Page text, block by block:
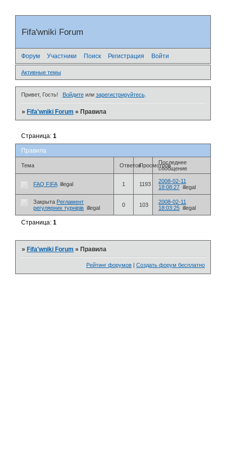
Fifa'wniki Forum
Форум Участники Поиск Регистрация Войти
Активные темы
Привет, Гость! Войдитеили зарегистрируйтесь.
»Fifa'wniki Forum »Правила
Правила
Страница:1
Тема ОтветовПросмотровПоследнее
сообщение
FAQ FIFA illegal 1 1193
2008-02-11
18:08:27 illegal
Закрыта Регламент
регулярних турнірів illegal 0 103
2008-02-11
18:03:25 illegal
Страница:1
»Fifa'wniki Forum »Правила
Рейтинг форумов Создать форум бесплатно